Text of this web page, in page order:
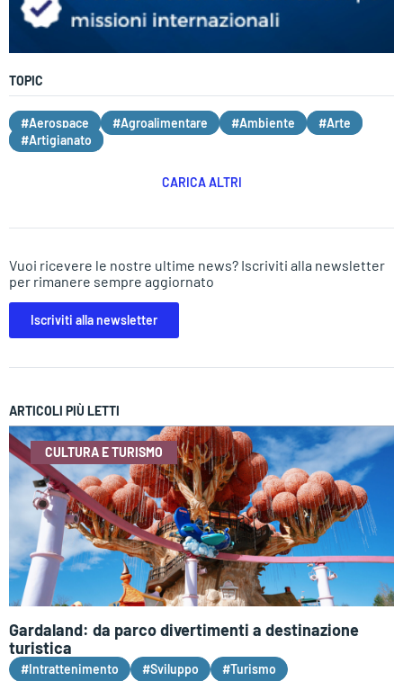
TOPIC
#Aerospace #Agroalimentare #Ambiente
#Arte
#Artigianato
CARICA ALTRI
Vuoi ricevere le nostre ultime news? Iscriviti alla newsletter
per rimanere sempre aggiornato
Iscriviti alla newsletter
ARTICOLI PIÙ LETTI
CULTURA E TURISMO
Gardaland: da parco divertimenti a destinazione
turistica
#Intrattenimento #Sviluppo #Turismo